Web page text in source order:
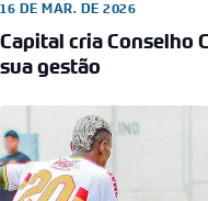
16 DE MAR. DE 2026
Capital cria Conselho
sua gestão